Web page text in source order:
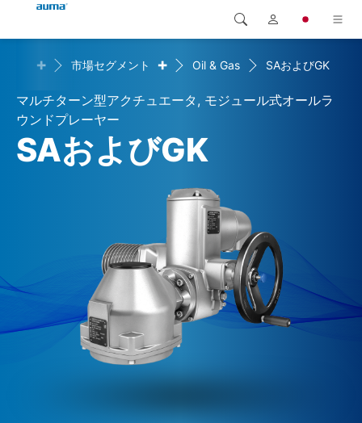
製品
ソリューション
ダウンロード
連絡先
Global
ヨーロッパ
アジア・太平洋地域
検索
+ 市場セグメント + Oil & Gas SAおよびGK
マルチターン型アクチュエータ, モジュール式オールラ
ウンドプレーヤー
SAおよびGK